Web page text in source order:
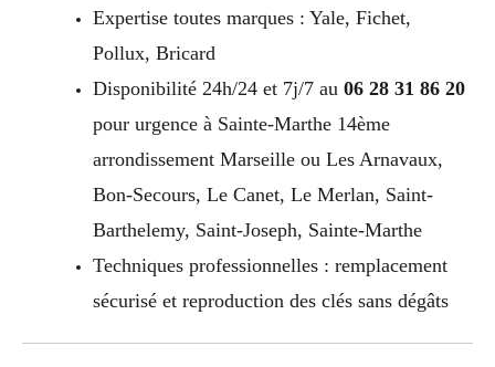
Expertise toutes marques : Yale, Fichet,
Pollux, Bricard
Disponibilité 24h/24 et 7j/7 au 06 28 31 86 20
pour urgence à Sainte-Marthe 14ème
arrondissement Marseille ou Les Arnavaux,
Bon-Secours, Le Canet, Le Merlan, Saint-
Barthelemy, Saint-Joseph, Sainte-Marthe
Techniques professionnelles : remplacement
sécurisé et reproduction des clés sans dégâts